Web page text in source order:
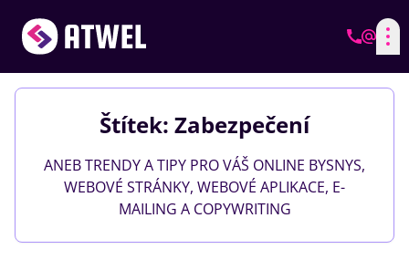
Štítek: Zabezpečení
ANEB TRENDY A TIPY PRO VÁŠ ONLINE BYSNYS,
WEBOVÉ STRÁNKY, WEBOVÉ APLIKACE, E-
MAILING A COPYWRITING